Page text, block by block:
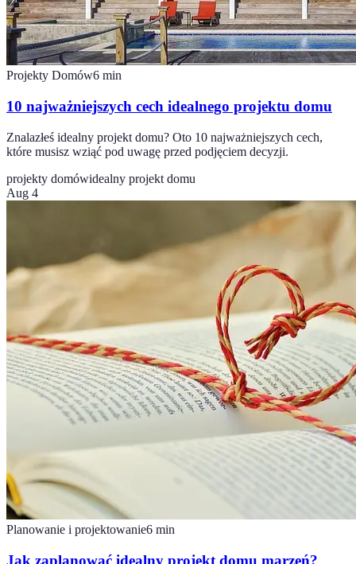
Projekty Domów6 min
10 najważniejszych cech idealnego projektu domu
Znalazłeś idealny projekt domu? Oto 10 najważniejszych cech,
które musisz wziąć pod uwagę przed podjęciem decyzji.
projekty domówidealny projekt domu
Aug 4
Planowanie i projektowanie6 min
Jak zaplanować idealny projekt domu marzeń?